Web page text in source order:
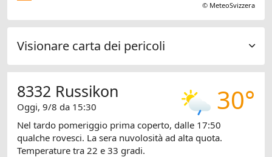
© MeteoSvizzera
Visionare carta dei pericoli
30°
8332 Russikon
Oggi, 9/8 da 15:30
Nel tardo pomeriggio prima coperto, dalle 17:50
qualche rovesci. La sera nuvolosità ad alta quota.
Temperature tra 22 e 33 gradi.